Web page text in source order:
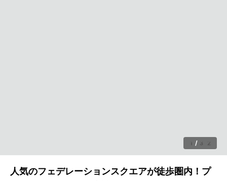
1 / 32
人気のフェデレーションスクエアが徒歩圏内！プ